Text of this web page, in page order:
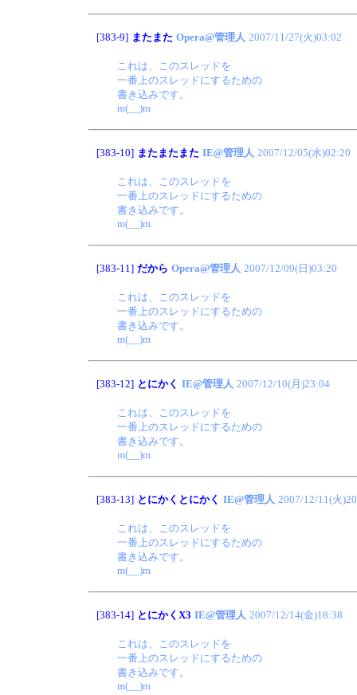
[383-9] またまた Opera@管理人 2007/11/27(火)03:02
これは、このスレッドを
一番上のスレッドにするための
書き込みです。
m(__)m
[383-10] またまたまた IE@管理人 2007/12/05(水)02:20
これは、このスレッドを
一番上のスレッドにするための
書き込みです。
m(__)m
[383-11] だから Opera@管理人 2007/12/09(日)03:20
これは、このスレッドを
一番上のスレッドにするための
書き込みです。
m(__)m
[383-12] とにかく IE@管理人 2007/12/10(月)23:04
これは、このスレッドを
一番上のスレッドにするための
書き込みです。
m(__)m
[383-13] とにかくとにかく IE@管理人 2007/12/11(火
これは、このスレッドを
一番上のスレッドにするための
書き込みです。
m(__)m
[383-14] とにかくX3 IE@管理人 2007/12/14(金)18:38
これは、このスレッドを
一番上のスレッドにするための
書き込みです。
m(__)m